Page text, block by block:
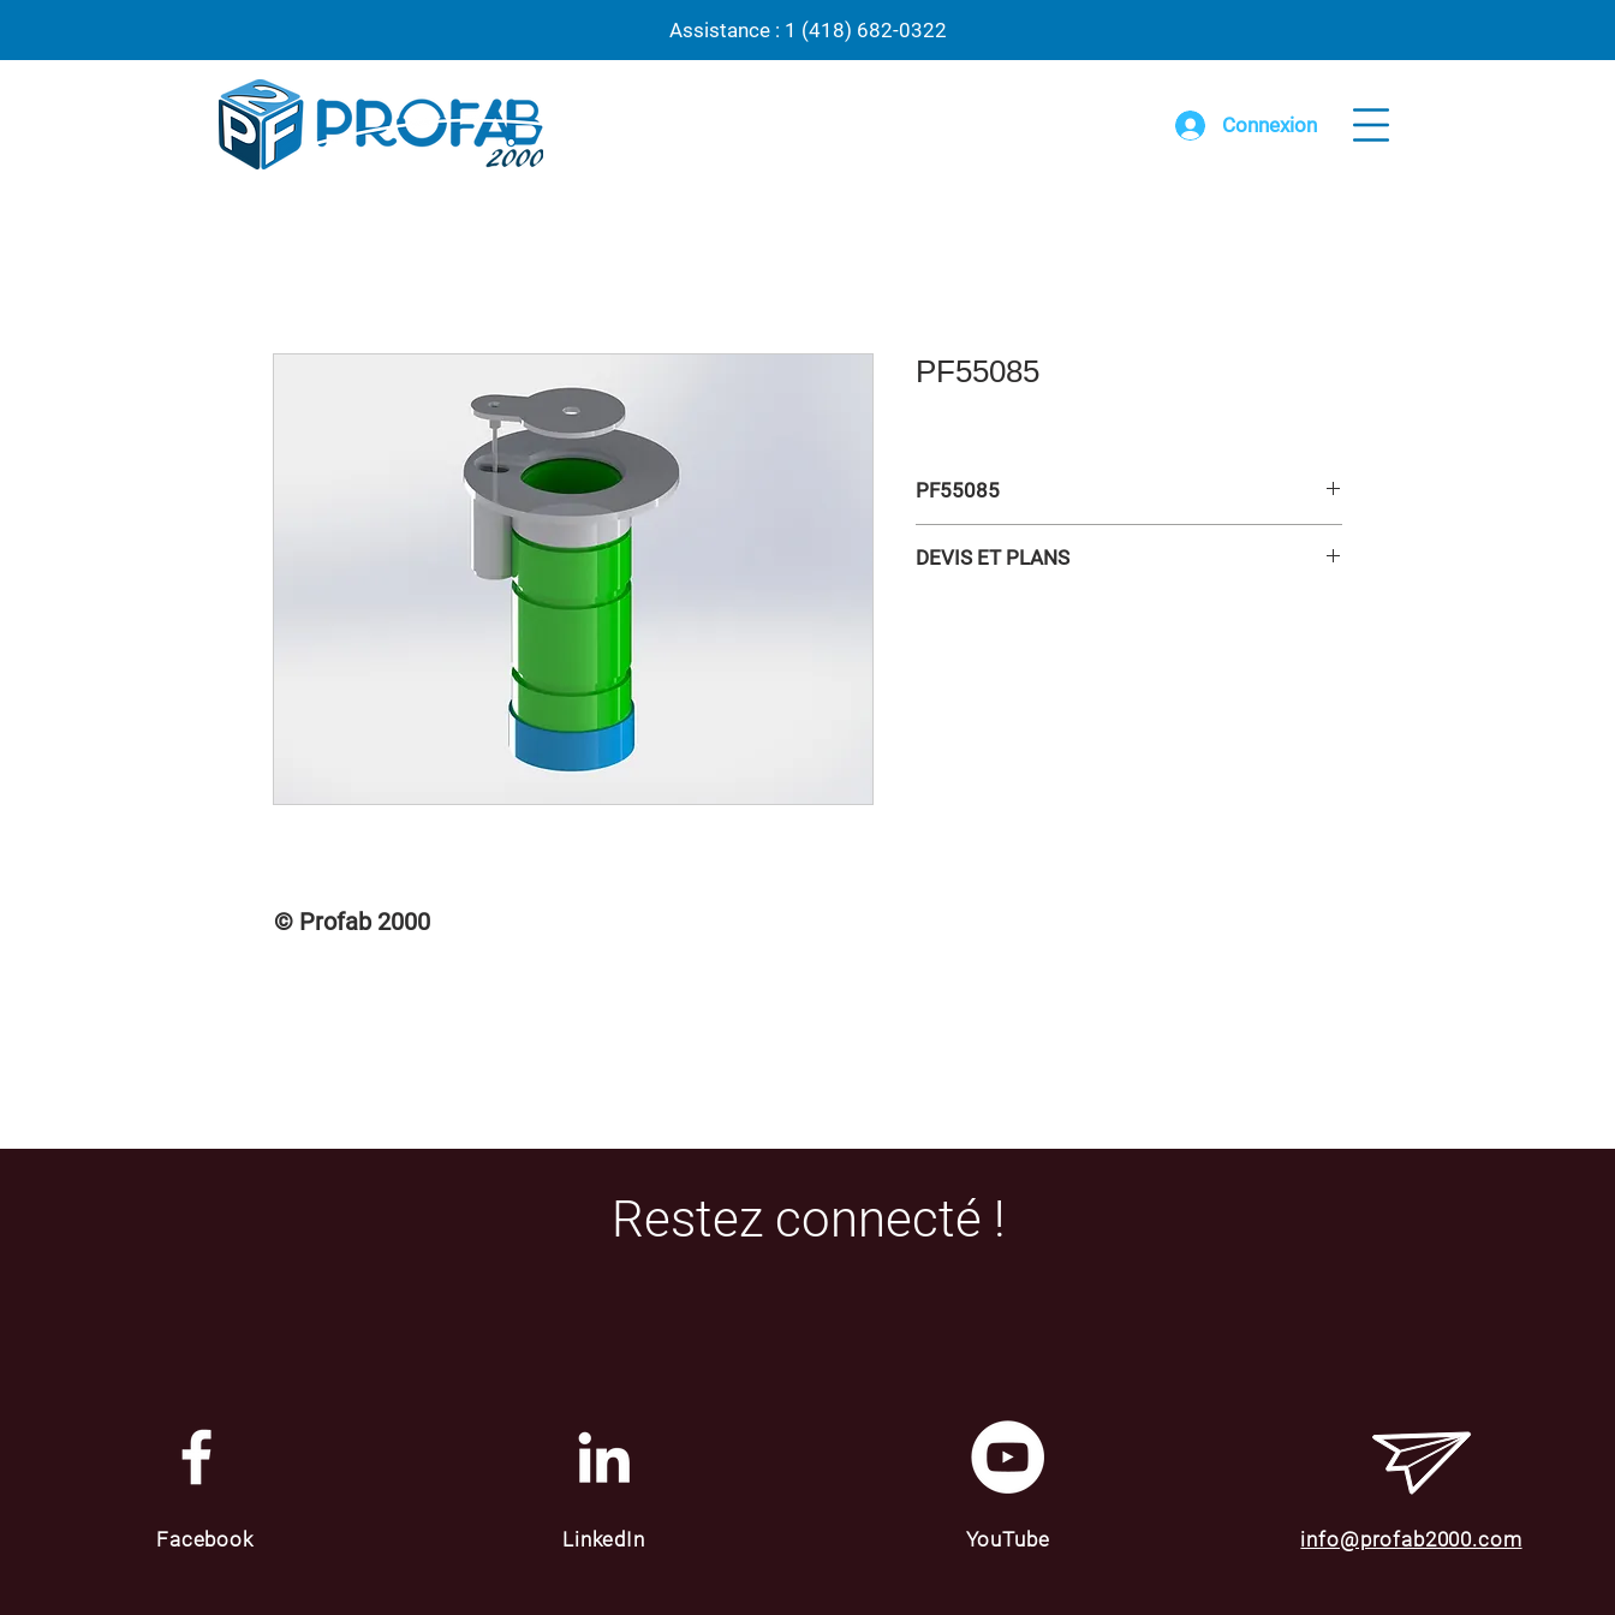
Assistance : 1 (418) 682-0322
Connexion
PF55085
PF55085
DEVIS ET PLANS
© Profab 2000
Restez connecté !
Facebook LinkedIn YouTube info@profab2000.com